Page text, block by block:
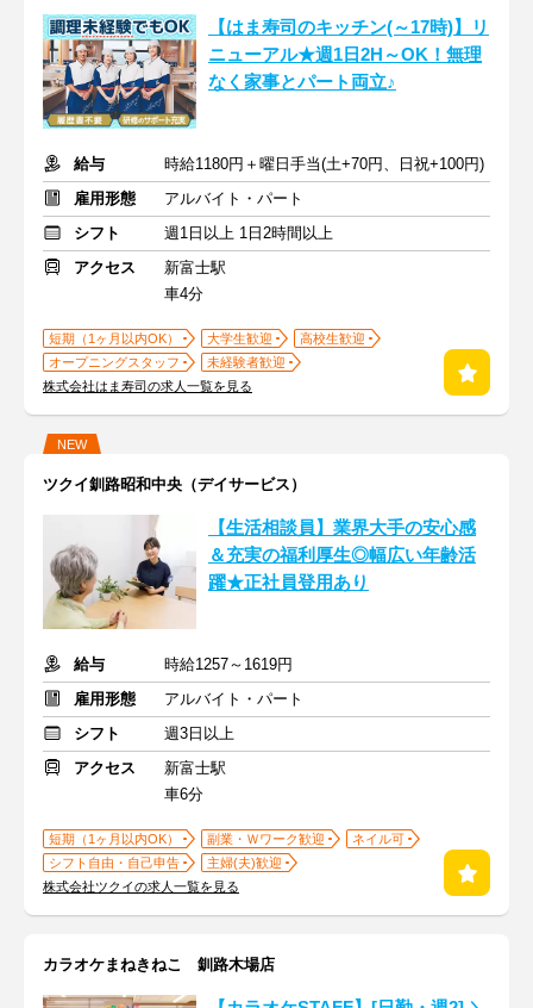
【はま寿司のキッチン(～17時)】リ
ニューアル★週1日2H～OK！無理
なく家事とパート両立♪
給与
時給1180円＋曜日手当(土+70円、日祝+100円)
雇用形態
アルバイト・パート
シフト
週1日以上 1日2時間以上
アクセス
新富士駅
車4分
短期（1ヶ月以内OK） 大学生歓迎
高校生歓迎
オープニングスタッフ
未経験者歓迎
株式会社はま寿司の求人一覧を見る
NEW
ツクイ釧路昭和中央（デイサービス）
【生活相談員】業界大手の安心感
＆充実の福利厚生◎幅広い年齢活
躍★正社員登用あり
給与
時給1257～1619円
雇用形態
アルバイト・パート
シフト
週3日以上
アクセス
新富士駅
車6分
短期（1ヶ月以内OK） 副業・Ｗワーク歓迎
ネイル可
シフト自由・自己申告
主婦(夫)歓迎
株式会社ツクイの求人一覧を見る
カラオケまねきねこ 釧路木場店